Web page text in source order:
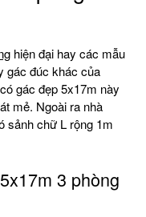
hiện đại hay các mẫu
gác đúc khác của
có gác đẹp 5x17m này
mẻ. Ngoài ra nhà
sảnh chữ L rộng 1m
3 phòng